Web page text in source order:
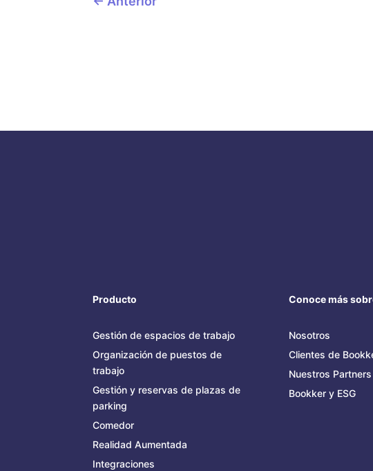
Producto
Gestión de espacios de trabajo
Organización de puestos de
trabajo
Gestión y reservas de plazas de
parking
Comedor
Realidad Aumentada
Integraciones
Conoce más
Nosotros
Clientes de
Nuestros Partners
Bookker y ESG